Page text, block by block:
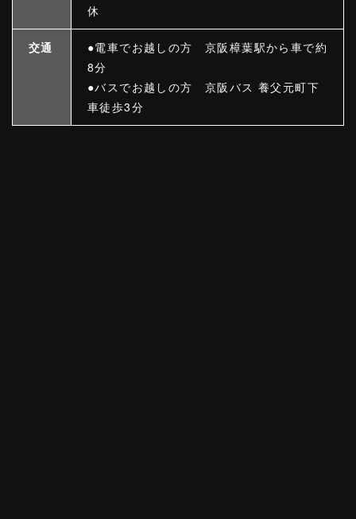
休
交通
●電車でお越しの方 京阪樟葉駅から車で約
8分
●バスでお越しの方 京阪バス 養父元町下
車徒歩3分